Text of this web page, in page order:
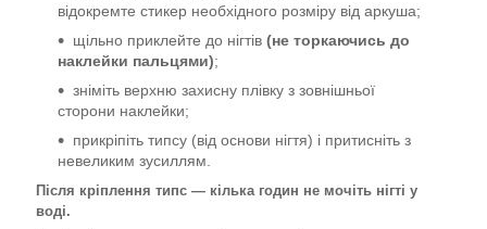
відокремте стикер необхідного розміру від аркуша;
щільно приклейте до нігтів (не торкаючись до
наклейки пальцями);
зніміть верхню захисну плівку з зовнішньої
сторони наклейки;
прикріпіть типсу (від основи нігтя) і притисніть з
невеликим зусиллям.
Після кріплення типс — кілька годин не мочіть нігті у
воді.